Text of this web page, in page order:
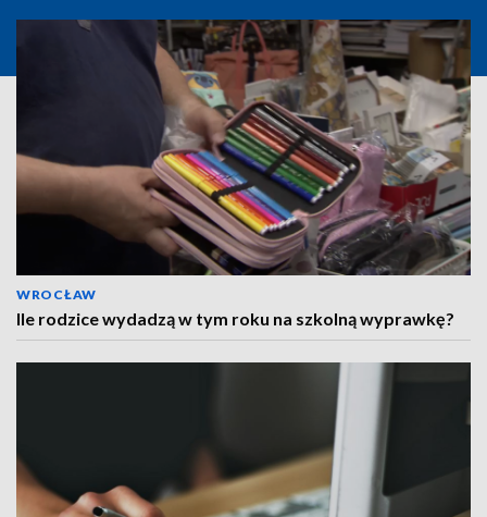
WROCŁAW
Ile rodzice wydadzą w tym roku na szkolną wyprawkę?